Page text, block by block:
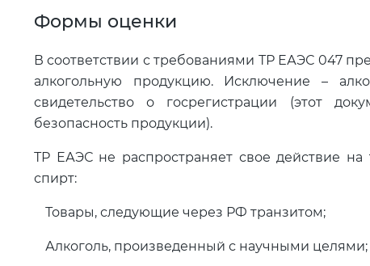
Формы оценки
В соответствии с требованиями ТР ЕАЭС 047
алкогольную продукцию. Исключение –
свидетельство о госрегистрации (этот
безопасность продукции).
ТР ЕАЭС не распространяет свое действие
спирт:
Товары, следующие через РФ транзитом;
Алкоголь, произведенный с научными целями;